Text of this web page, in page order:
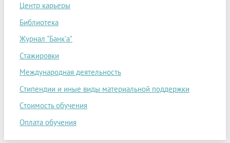
Центр карьеры
Библиотека
Журнал "Банк'а"
Стажировки
Международная деятельность
Стипендии и иные виды материальной поддержки
Стоимость обучения
Оплата обучения